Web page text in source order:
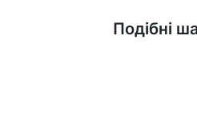
Подібні
Дізнатися